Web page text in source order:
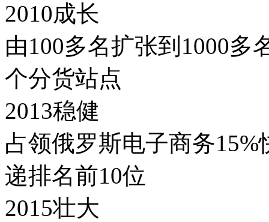
2010成长
由100多名扩张到1000多
个分货站点
2013稳健
占领俄罗斯电子商务
递排名前10位
2015壮大